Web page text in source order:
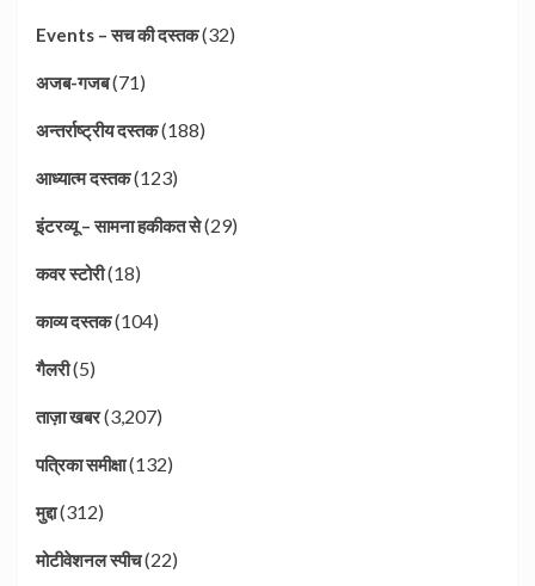
Events – सच की दस्तक(32)
अजब-गजब(71)
अन्तर्राष्ट्रीय दस्तक(188)
आध्यात्म दस्तक(123)
इंटरव्यू – सामना हकीकत से(29)
कवर स्टोरी(18)
काव्य दस्तक(104)
गैलरी(5)
ताज़ा खबर(3,207)
पत्रिका समीक्षा(132)
मुद्दा(312)
मोटीवेशनल स्पीच(22)